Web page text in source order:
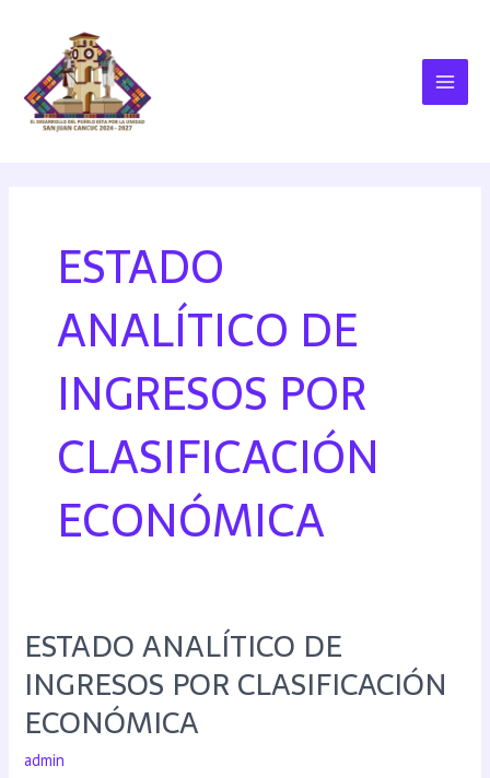
ESTADO
ANALÍTICO DE
INGRESOS POR
CLASIFICACIÓN
ECONÓMICA
ESTADO ANALÍTICO DE
INGRESOS POR CLASIFICACIÓN
ECONÓMICA
admin